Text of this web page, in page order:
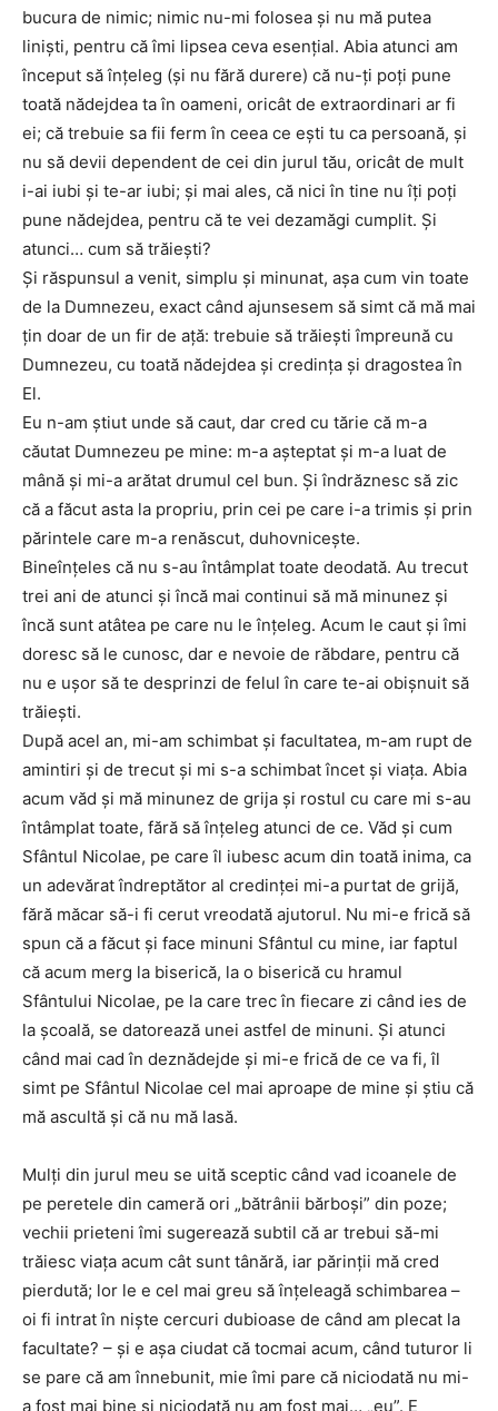
bucura de nimic; nimic nu-mi folosea și nu mă putea
liniști, pentru că îmi lipsea ceva esențial. Abia atunci am
început să înțeleg (și nu fără durere) că nu-ți poți pune
toată nădejdea ta în oameni, oricât de extraordinari ar fi
ei; că trebuie sa fii ferm în ceea ce ești tu ca persoană, și
nu să devii dependent de cei din jurul tău, oricât de mult
i-ai iubi și te-ar iubi; și mai ales, că nici în tine nu îți poți
pune nădejdea, pentru că te vei dezamăgi cumplit. Și
atunci… cum să trăiești?
Și răspunsul a venit, simplu și minunat, așa cum vin toate
de la Dumnezeu, exact când ajunsesem să simt că mă mai
țin doar de un fir de ață: trebuie să trăiești împreună cu
Dumnezeu, cu toată nădejdea și credința și dragostea în
El.
Eu n-am știut unde să caut, dar cred cu tărie că m-a
căutat Dumnezeu pe mine: m-a așteptat și m-a luat de
mână și mi-a arătat drumul cel bun. Și îndrăznesc să zic
că a făcut asta la propriu, prin cei pe care i-a trimis și prin
părintele care m-a renăscut, duhovnicește.
Bineînțeles că nu s-au întâmplat toate deodată. Au trecut
trei ani de atunci și încă mai continui să mă minunez și
încă sunt atâtea pe care nu le înțeleg. Acum le caut și îmi
doresc să le cunosc, dar e nevoie de răbdare, pentru că
nu e ușor să te desprinzi de felul în care te-ai obișnuit să
trăiești.
După acel an, mi-am schimbat și facultatea, m-am rupt de
amintiri și de trecut și mi s-a schimbat încet și viața. Abia
acum văd și mă minunez de grija și rostul cu care mi s-au
întâmplat toate, fără să înțeleg atunci de ce. Văd și cum
Sfântul Nicolae, pe care îl iubesc acum din toată inima, ca
un adevărat îndreptător al credinței mi-a purtat de grijă,
fără măcar să-i fi cerut vreodată ajutorul. Nu mi-e frică să
spun că a făcut și face minuni Sfântul cu mine, iar faptul
că acum merg la biserică, la o biserică cu hramul
Sfântului Nicolae, pe la care trec în fiecare zi când ies de
la școală, se datorează unei astfel de minuni. Și atunci
când mai cad în deznădejde și mi-e frică de ce va fi, îl
simt pe Sfântul Nicolae cel mai aproape de mine și știu că
mă ascultă și că nu mă lasă.
Mulți din jurul meu se uită sceptic când vad icoanele de
pe peretele din cameră ori „bătrânii bărboși” din poze;
vechii prieteni îmi sugerează subtil că ar trebui să-mi
trăiesc viața acum cât sunt tânără, iar părinții mă cred
pierdută; lor le e cel mai greu să înțeleagă schimbarea –
oi fi intrat în niște cercuri dubioase de când am plecat la
facultate? – și e așa ciudat că tocmai acum, când tuturor li
se pare că am înnebunit, mie îmi pare că niciodată nu mi-
a fost mai bine și niciodată nu am fost mai… „eu”. E